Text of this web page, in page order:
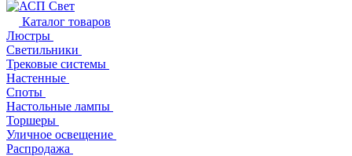
Каталог товаров
Люстры
Светильники
Трековые системы
Настенные
Споты
Настольные лампы
Торшеры
Уличное освещение
Распродажа